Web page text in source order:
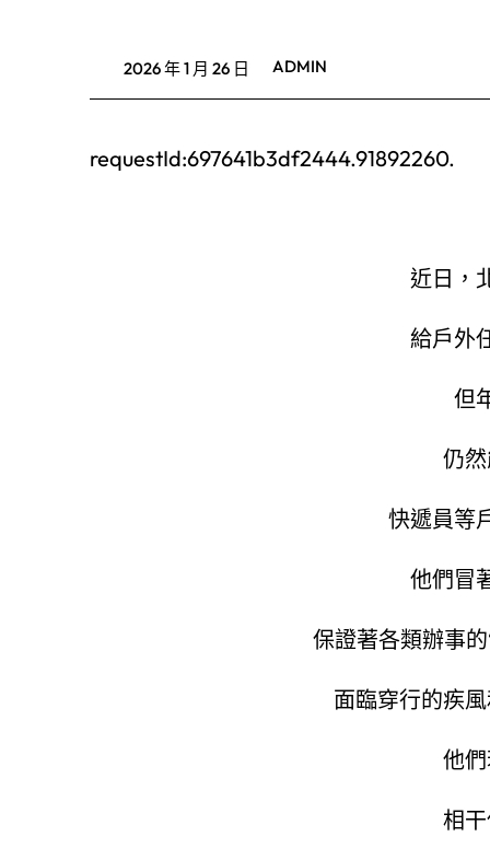
2026 年 1 月 26 日 ADMIN
requestId:697641b3df2444.91892260.
近日，
給戶外
但
仍
快遞員等
他們冒
保證著各類辦事
面臨穿行的疾
他
相